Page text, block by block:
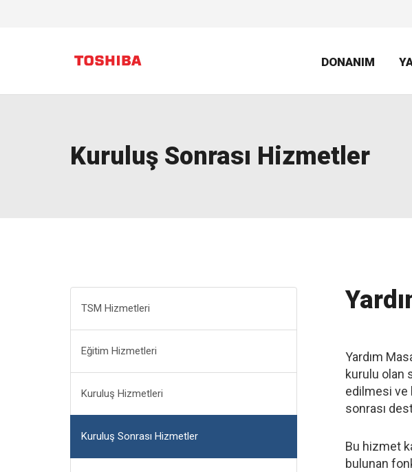
DONANIM
Kuruluş Sonrası Hizmetler
TSM Hizmetleri
Eğitim Hizmetleri
Kuruluş Hizmetleri
Kuruluş Sonrası Hizmetler
Yardım
kurulu olan
edilmesi ve
sonrası
Bu hizmet
bulunan